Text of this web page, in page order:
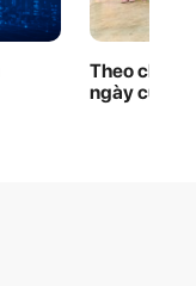
Theo chân
ngày của